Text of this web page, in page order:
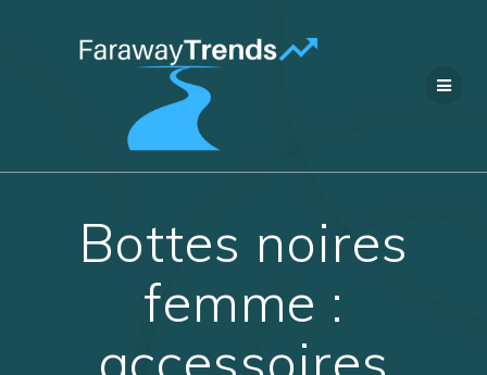
au
contenu
Bottes noires
femme :
accessoires